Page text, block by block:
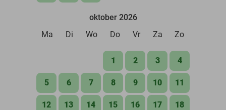
oktober 2026
Ma
Di Wo Do Vr Za Zo
1 2 3 4
5 6 7 8 9 10 11
12 13 14 15 16 17 18